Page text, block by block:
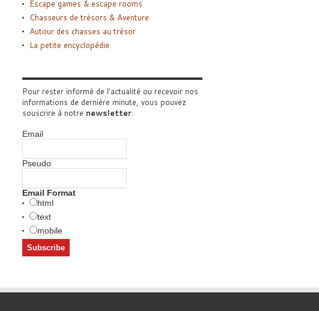
Escape games & escape rooms
Chasseurs de trésors & Aventure
Autour des chasses au trésor
La petite encyclopédie
Pour rester informé de l'actualité ou recevoir nos
informations de dernière minute, vous pouvez
souscrire à notre newsletter.
Email
Pseudo
Email Format
html
text
mobile